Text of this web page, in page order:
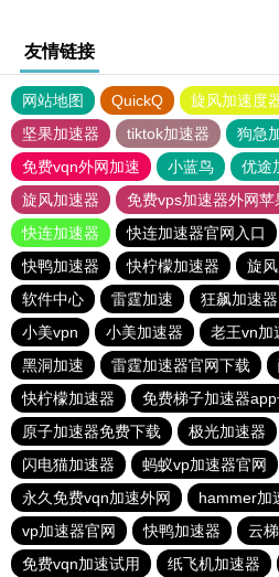
友情链接
网站地图 QuickQ 旋风加速度
坚果加速器
tiktok加速器
狗急
免费vqn外网加速
小蓝鸟 优途
旋风加速器
免费vps加速器外网苹
快连加速器
快连加速器官网入口
快鸭加速器
快柠檬加速器 旋
软件中心
雷霆加速 狂飙加速器
小美vpn
小美加速器 老王vn加
黑洞加速
雷霆加速器官网下载
快柠檬加速器
免费梯子加速器app
原子加速器免费下载
极光加速器
闪电猫加速器
蚂蚁vp加速器官网
永久免费vqn加速外网
hammer加
vp加速器官网
快鸭加速器 云
免费vqn加速试用
纸飞机加速器